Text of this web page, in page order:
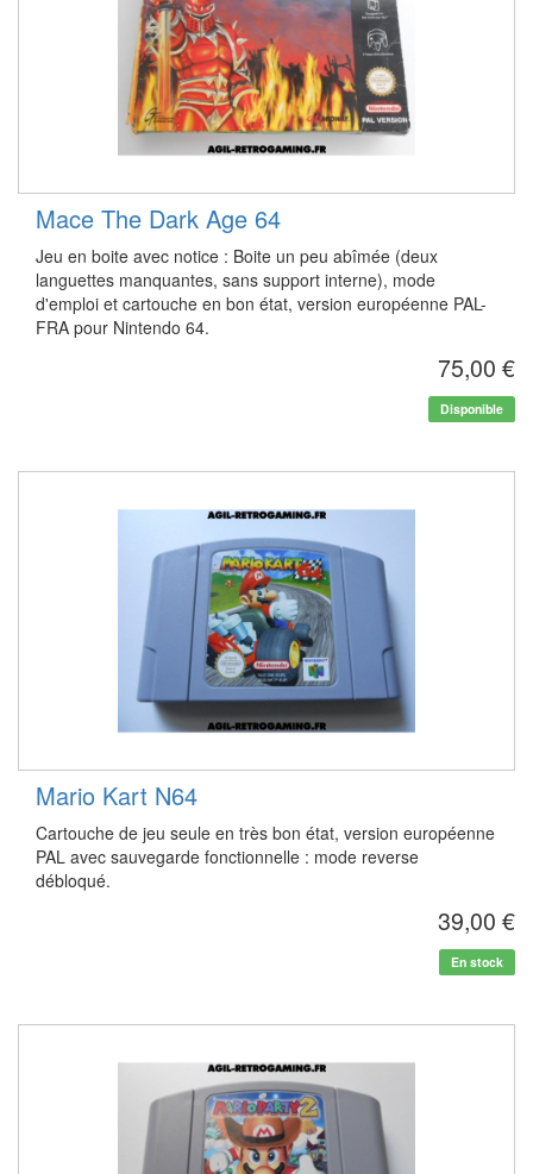
Mace The Dark Age 64
Jeu en boite avec notice : Boite un peu abîmée (deux
languettes manquantes, sans support interne), mode
d'emploi et cartouche en bon état, version européenne PAL-
FRA pour Nintendo 64.
75,00 €
Disponible
Mario Kart N64
Cartouche de jeu seule en très bon état, version européenne
PAL avec sauvegarde fonctionnelle : mode reverse
débloqué.
39,00 €
En stock